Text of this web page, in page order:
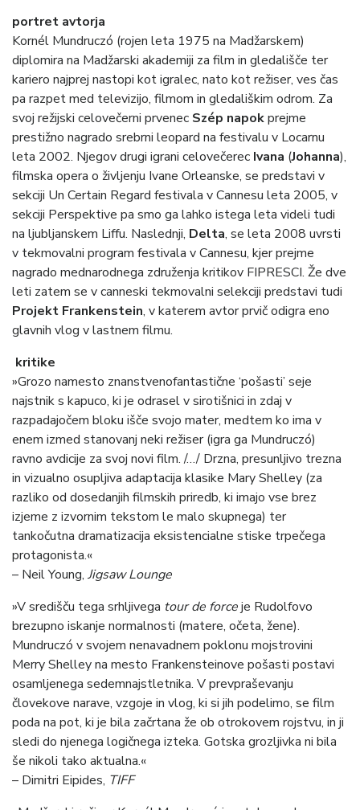
portret avtorja
Kornél Mundruczó (rojen leta 1975 na Madžarskem)
diplomira na Madžarski akademiji za film in gledališče ter
kariero najprej nastopi kot igralec, nato kot režiser, ves čas
pa razpet med televizijo, filmom in gledališkim odrom. Za
svoj režijski celovečerni prvenec Szép napokprejme
prestižno nagrado srebrni leopard na festivalu v Locarnu
leta 2002. Njegov drugi igrani celovečerec Ivana (Johanna),
filmska opera o življenju Ivane Orleanske, se predstavi v
sekciji Un Certain Regard festivala v Cannesu leta 2005, v
sekciji Perspektive pa smo ga lahko istega leta videli tudi
na ljubljanskem Liffu. Naslednji, Delta, se leta 2008 uvrsti
v tekmovalni program festivala v Cannesu, kjer prejme
nagrado mednarodnega združenja kritikov FIPRESCI. Že dve
leti zatem se v canneski tekmovalni selekciji predstavi tudi
Projekt Frankenstein, v katerem avtorprvič odigra eno
glavnih vlog v lastnem filmu.
kritike
»Grozo namesto znanstvenofantastične ‘pošasti’ seje
najstnik s kapuco, ki je odrasel v sirotišnici in zdaj v
razpadajočem bloku išče svojo mater, medtem ko ima v
enem izmed stanovanj neki režiser (igra ga Mundruczó)
ravno avdicije za svoj novi film. /…/ Drzna, presunljivo trezna
in vizualno osupljiva adaptacija klasike Mary Shelley (za
razliko od dosedanjih filmskih priredb, ki imajo vse brez
izjeme z izvornim tekstom le malo skupnega) ter
tankočutna dramatizacija eksistencialne stiske trpečega
protagonista.«
– Neil Young, Jigsaw Lounge
»V središču tega srhljivega tour de forceje Rudolfovo
brezupno iskanje normalnosti (matere, očeta, žene).
Mundruczó v svojem nenavadnem poklonu mojstrovini
Merry Shelley na mesto Frankensteinove pošasti postavi
osamljenega sedemnajstletnika. V prevpraševanju
človekove narave, vzgoje in vlog, ki si jih podelimo, se film
poda na pot, ki je bila začrtana že ob otrokovem rojstvu, in ji
sledi do njenega logičnega izteka. Gotska grozljivka ni bila
še nikoli tako aktualna.«
– Dimitri Eipides, TIFF